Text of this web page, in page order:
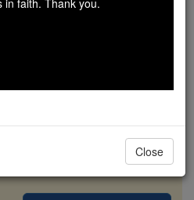
to over 2.2
193 countries. In an age
you are helping form
Scripture, and Christ.
this gave just $5 — the
life-changing formation
Be Catholic. Stand
in faith. Thank you.
Close